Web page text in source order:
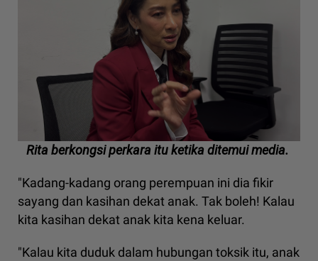
Rita berkongsi perkara itu ketika ditemui media.
"Kadang-kadang orang perempuan ini dia fikir
sayang dan kasihan dekat anak. Tak boleh! Kalau
kita kasihan dekat anak kita kena keluar.
"Kalau kita duduk dalam hubungan toksik itu, anak